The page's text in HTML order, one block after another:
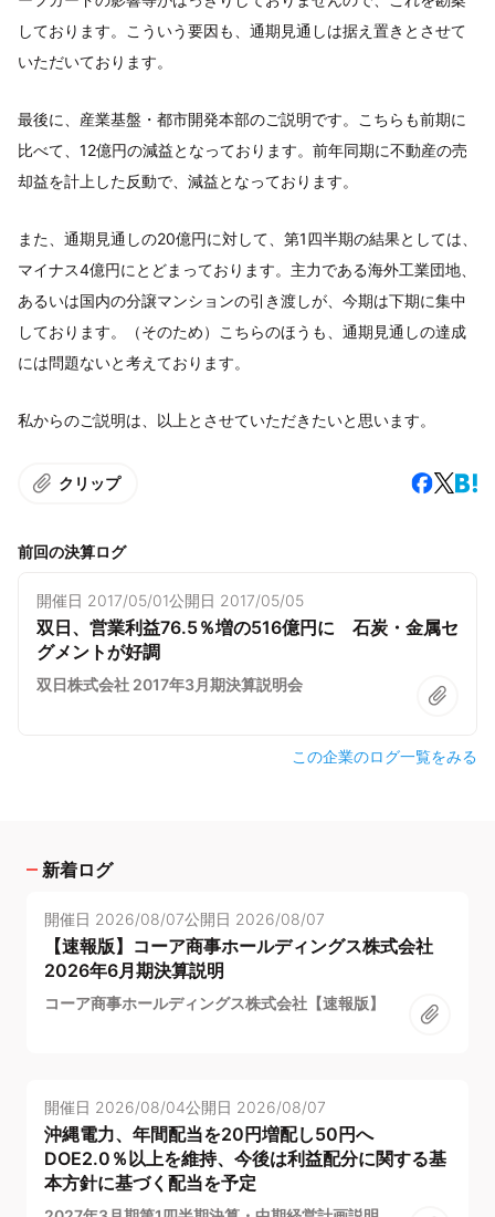
しております。こういう要因も、通期見通しは据え置きとさせて
いただいております。
最後に、産業基盤・都市開発本部のご説明です。こちらも前期に
比べて、12億円の減益となっております。前年同期に不動産の売
却益を計上した反動で、減益となっております。
また、通期見通しの20億円に対して、第1四半期の結果としては、
マイナス4億円にとどまっております。主力である海外工業団地、
あるいは国内の分譲マンションの引き渡しが、今期は下期に集中
しております。（そのため）こちらのほうも、通期見通しの達成
には問題ないと考えております。
私からのご説明は、以上とさせていただきたいと思います。
クリップ
前回の決算ログ
開催日 2017/05/01公開日 2017/05/05
双日、営業利益76.5％増の516億円に 石炭・金属セ
グメントが好調
双日株式会社 2017年3月期決算説明会
この企業のログ一覧をみる
新着ログ
開催日 2026/08/07公開日 2026/08/07
【速報版】コーア商事ホールディングス株式会社
2026年6月期決算説明
コーア商事ホールディングス株式会社【速報版】
開催日 2026/08/04公開日 2026/08/07
沖縄電力、年間配当を20円増配し50円へ
DOE2.0％以上を維持、今後は利益配分に関する基
本方針に基づく配当を予定